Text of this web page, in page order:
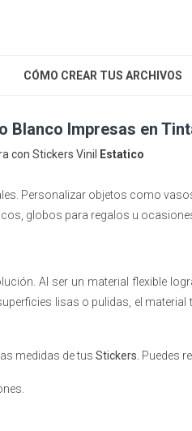
CÓMO CREAR TUS ARCHIVOS
Impresas en
con Stickers Vinil Estatico
Personalizar objetos como
globos para regalos u
Al ser un material flexible
lisas o pulidas, el
medidas de tus Stickers. Puedes